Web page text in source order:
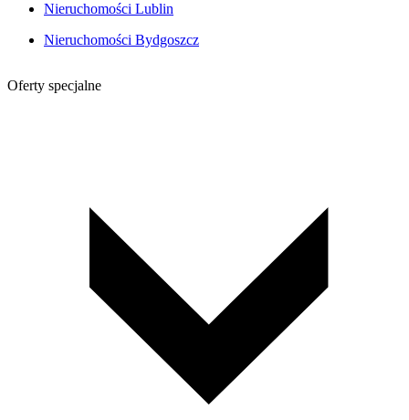
Nieruchomości Lublin
Nieruchomości Bydgoszcz
Oferty specjalne